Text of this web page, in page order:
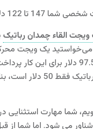
که ثروت فروشنده به همان میزان کاهش یافت.
القاء چمدان رباتیک
کنید: شما حتی تا 97.50
شما مهارت
می شود. اما شما از